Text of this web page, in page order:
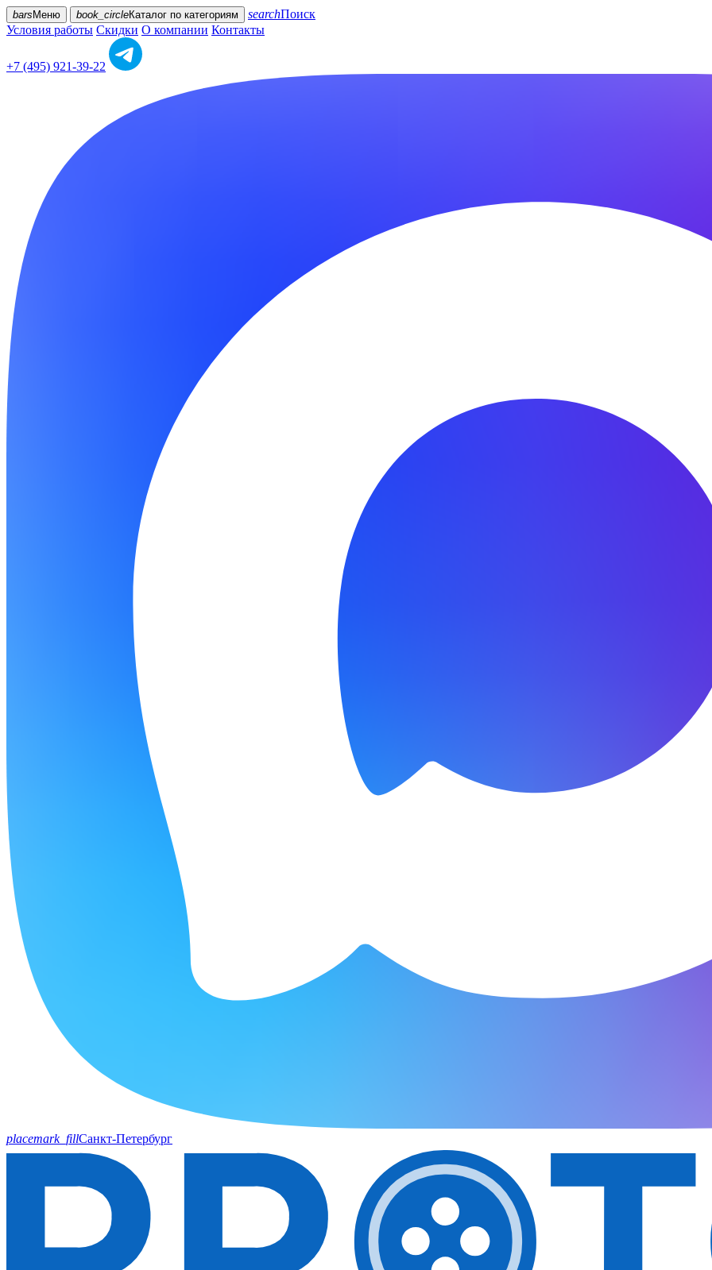
bars Меню book_circleКаталог по категориям searchПоиск
Условия работы Скидки О компании Контакты
+7 (495) 921-39-22
placemark_fillСанкт-Петербург